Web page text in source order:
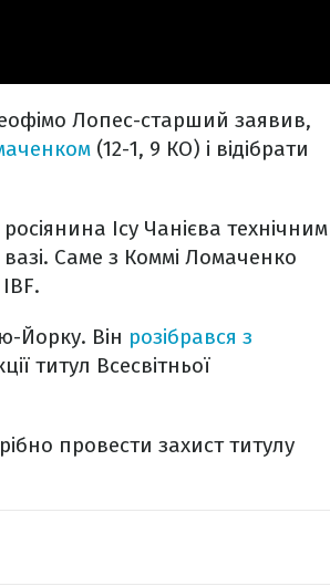
Лопес-старший заявив,
(12-1, 9 КО) і відібрати
росіянина Ісу Чанієва технічним
Саме з Коммі Ломаченко
Йорку. Він розібрався з
титул Всесвітньої
провести захист титулу